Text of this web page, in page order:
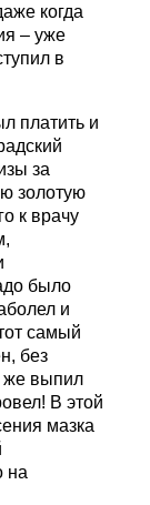
когда
– уже
в
платить и
за
золотую
к врачу
было
и
самый
без
же выпил
В этой
мазка
на